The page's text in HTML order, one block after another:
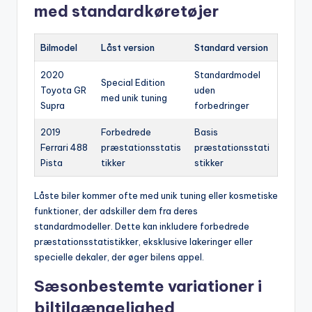
med standardkøretøjer
Bilmodel Låst version Standard version
2020
Toyota GR
Supra
Special Edition
med unik tuning
Standardmodel
uden
forbedringer
2019
Ferrari 488
Pista
Forbedrede
præstationsstatis
tikker
Basis
præstationsstati
stikker
Låste biler kommer ofte med unik tuning eller kosmetiske
funktioner, der adskiller dem fra deres
standardmodeller. Dette kan inkludere forbedrede
præstationsstatistikker, eksklusive lakeringer eller
specielle dekaler, der øger bilens appel.
Sæsonbestemte variationer i
biltilgængelighed